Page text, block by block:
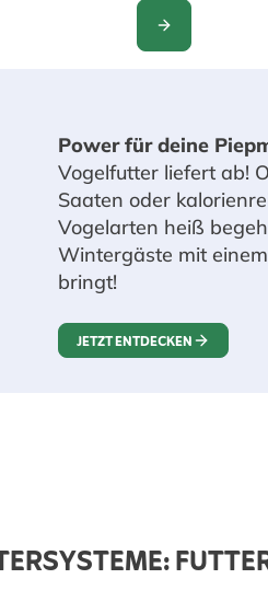
KONFIGURIEREN
Power für deine
Vogelfutter liefert ab!
Saaten oder
Vogelarten heiß
Wintergäste mit
bringt!
JETZT ENTDECKEN